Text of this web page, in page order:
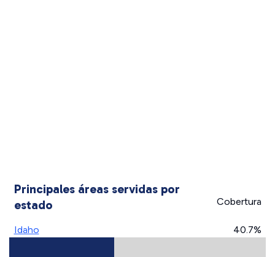
Principales áreas servidas por
estado
Cobertura
Idaho 40.7%